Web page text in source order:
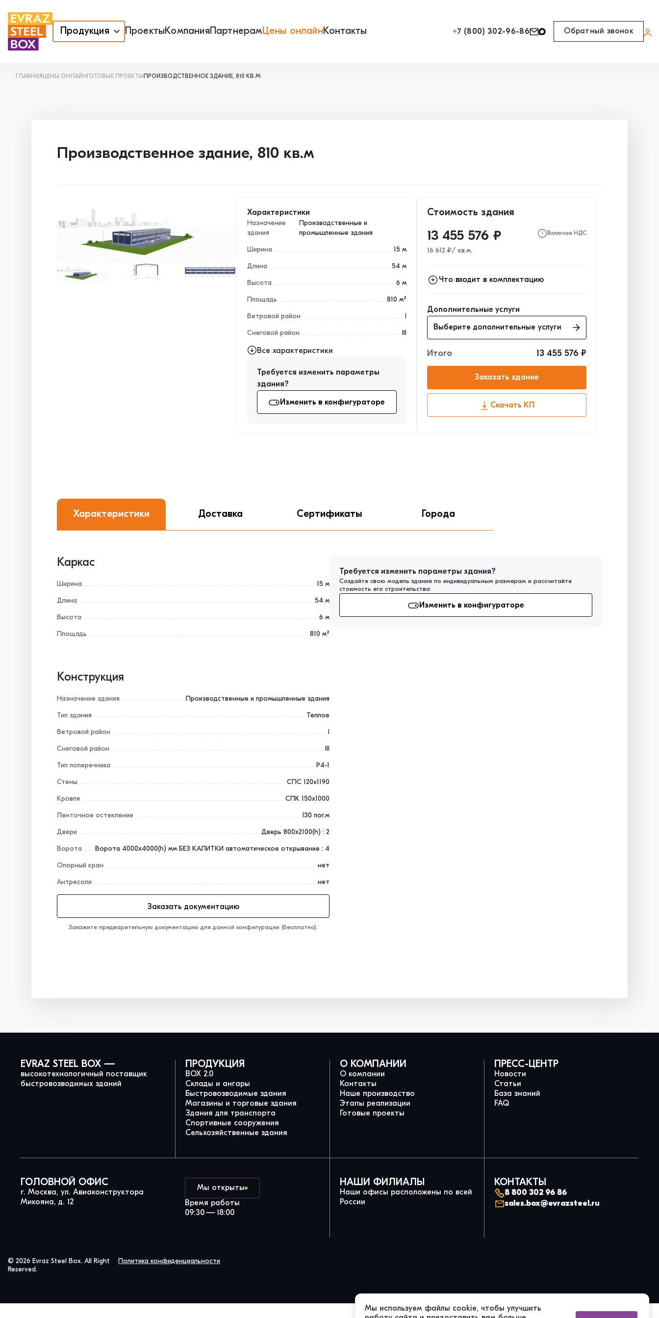
Мы используем файлы cookie, чтобы улучшить
Продукция ПроектыКомпанияПартнерамЦены онлайнКонтакты +7 (800) 302-96-86 Обратный звонок
ГЛАВНАЯ ЦЕНЫ ОНЛАЙН ГОТОВЫЕ ПРОЕКТЫ ПРОИЗВОДСТВЕННОЕ ЗДАНИЕ, 810 КВ.М
Производственное здание, 810 кв.м
Характеристики
Назначение
здания
Производственные и
промышленные здания
Ширина 15 м
Длина 54 м
Высота 6 м
Площадь 810 м²
Ветровой район I
Снеговой район III
Все характеристики
Требуется изменить параметры
здания?
Изменить в конфигураторе
Стоимость здания
13 455 576 ₽ Включая НДС
16 612 ₽/ кв.м.
Что входит в комплектацию
Ограждающие конструкции 5 709 039₽
Окна, двери, ворота 2 881 920₽
Дополнительные услуги
Выберите дополнительные услуги
Итого 13 455 576 ₽
Заказать здание
Скачать КП
Характеристики Доставка Сертификаты Города
Каркас
Ширина 15 м
Длина 54 м
Высота 6 м
Площадь 810 м²
Конструкция
Назначение здания Производственные и промышленные здания
Тип здания Теплое
Ветровой район I
Снеговой район III
Тип поперечника Р4-1
Стены СПС 120х1190
Кровля СПК 150x1000
Ленточное остекление 130 пог.м
Двери Дверь 800х2100(h) : 2
Ворота Ворота 4000х4000(h) мм БЕЗ КАЛИТКИ автоматическое открывание : 4
Опорный кран нет
Антресоли нет
Заказать документацию
Закажите предварительную документацию для данной конфигурации (бесплатно).
Требуется изменить параметры здания?
Создайте свою модель здания по индивидуальным размерам и рассчитайте
стоимость его строительства
Изменить в конфигураторе
EVRAZ STEEL BOX —
высокотехнологичный поставщик
быстровозводимых зданий
ПРОДУКЦИЯ
BOX 2.0
Склады и ангары
Быстровозводимые здания
Магазины и торговые здания
Здания для транспорта
Спортивные сооружения
Сельхозяйственные здания
О КОМПАНИИ
О компании
Контакты
Наше производство
Этапы реализации
Готовые проекты
ПРЕСС-ЦЕНТР
Новости
Статьи
База знаний
FAQ
ГОЛОВНОЙ ОФИС
г. Москва, ул. Авиаконструктора
Микояна, д. 12
Мы открыты
Время работы
09:30 — 18:00
НАШИ ФИЛИАЛЫ
Наши офисы расположены по всей
России
КОНТАКТЫ
8 800 302 96 86
sales.box@evrazsteel.ru
© 2026 Evraz Steel Box. All Right
Reserved.
Политика конфиденциальности